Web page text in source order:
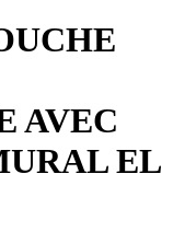
AVEC
EL